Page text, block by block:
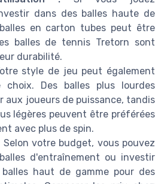
dans des balles haute de
en carton tubes peut être
balles de tennis Tretorn sont
durabilité.
style de jeu peut également
choix. Des balles plus lourdes
aux joueurs de puissance, tandis
légères peuvent être préférées
avec plus de spin.
Selon votre budget, vous pouvez
d'entraînement ou investir
haut de gamme pour des